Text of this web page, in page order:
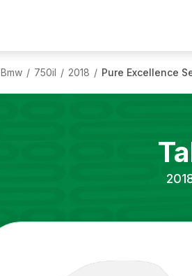
Bmw / 750il / 2018 / Pure Excellence